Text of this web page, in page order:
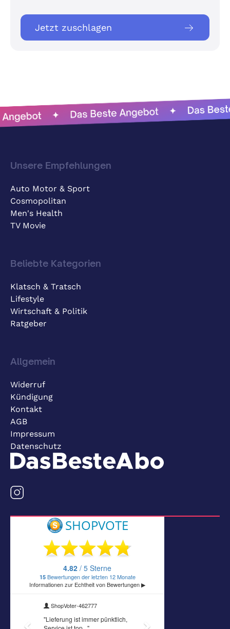
Jetzt zuschlagen
Unsere Empfehlungen
Auto Motor & Sport
Cosmopolitan
Men's Health
TV Movie
Beliebte Kategorien
Klatsch & Tratsch
Lifestyle
Wirtschaft & Politik
Ratgeber
Allgemein
Widerruf
Kündigung
Kontakt
AGB
Impressum
Datenschutz